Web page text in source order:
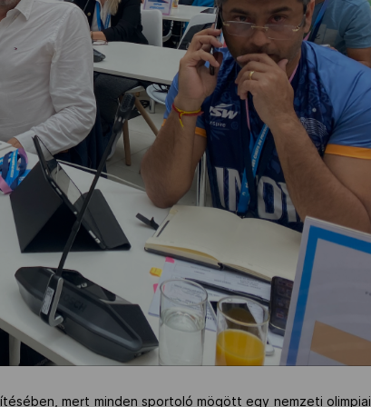
mert minden sportoló mögött egy nemzeti olimpiai